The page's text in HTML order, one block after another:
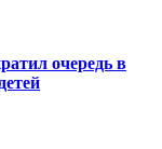
очередь в